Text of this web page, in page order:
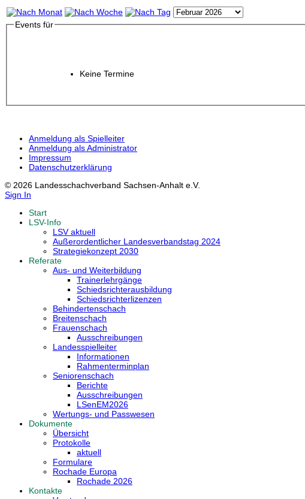
Events für
Keine Termine
Anmeldung als Spielleiter
Anmeldung als Administrator
Impressum
Datenschutzerklärung
© 2026 Landesschachverband Sachsen-Anhalt e.V.
Sign In
Start
LSV-Info
LSV aktuell
Außerordentlicher Landesverbandstag 2024
Strategiekonzept 2030
Referate
Aus- und Weiterbildung
Trainerlehrgänge
Schiedsrichterausbildung
Schiedsrichterlizenzen
Behindertenschach
Breitenschach
Frauenschach
Ausschreibungen
Landesspielleiter
Informationen
Rahmenterminplan
Seniorenschach
Berichte
Ausschreibungen
LSenEM2026
Wertungs- und Passwesen
Dokumente
Übersicht
Protokolle
aktuell
Formulare
Rochade Europa
Rochade 2026
Kontakte